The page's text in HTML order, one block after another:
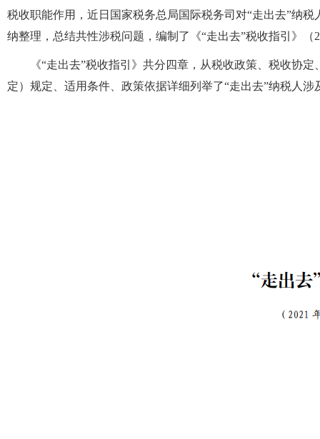
税收职能作用，近日国家税务总局国际税务司对“走出去”纳
纳整理，总结共性涉税问题，编制了《“走出去”税收指引》（
《“走出去”税收指引》共分四章，从税收政策、税收协
定）规定、适用条件、政策依据详细列举了“走出去”纳税人